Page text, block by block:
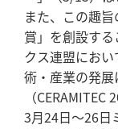
また、この趣
賞」を創設す
クス連盟にお
術・産業の発展
（CERAMITEC
3月24日～26日